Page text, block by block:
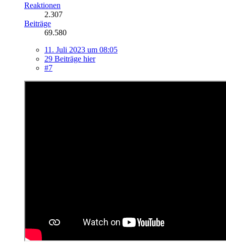
Reaktionen
2.307
Beiträge
69.580
11. Juli 2023 um 08:05
29 Beiträge hier
#7